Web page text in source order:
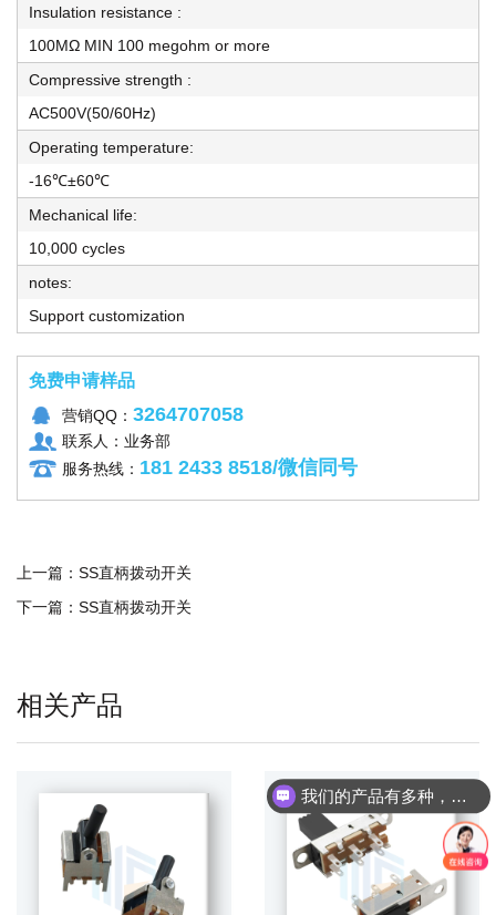
Insulation resistance :
100MΩ MIN 100 megohm or more
Compressive strength :
AC500V(50/60Hz)
Operating temperature:
-16℃±60℃
Mechanical life:
10,000 cycles
notes:
Support customization
免费申请样品
营销QQ： 3264707058
联系人：业务部
服务热线： 181 2433 8518/微信同号
上一篇： SS直柄拨动开关
下一篇： SS直柄拨动开关
相关产品
我们的产品有多种，请问您具体想了解哪个产品呢？